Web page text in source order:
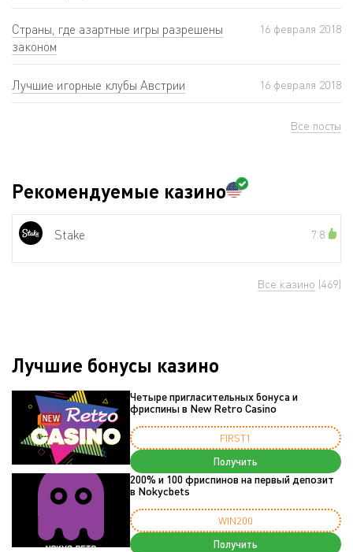
Страны, где азартные игры разрешены
законом
16 февраля 2018
Лучшие игорные клубы Австрии 16 февраля 2018
Все посты
Рекомендуемые казино
Stake 7.8
Все казино (469)
Лучшие бонусы казино
Четыре пригласительных бонуса и
фриспины в New Retro Casino
FIRST1
Получить
200% и 100 фриспинов на первый депозит
в Nokycbets
WIN200
Получить